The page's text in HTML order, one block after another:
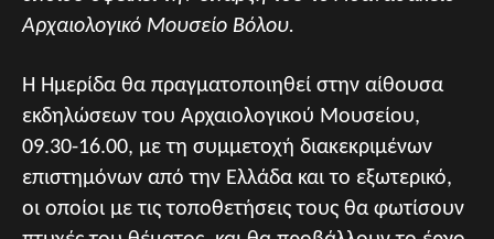
Αρχαιολογικό Μουσείο Βόλου.
Η Ημερίδα θα πραγματοποιηθεί στην αίθουσα
εκδηλώσεων του Αρχαιολογικού Μουσείου,
09.30-16.00, με τη συμμετοχή διακεκριμένων
επιστημόνων από την Ελλάδα και το εξωτερικό,
οι οποίοι με τις τοποθετήσεις τους θα φωτίσουν